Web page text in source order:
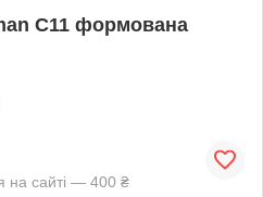
C11 формована
на сайті — 400 ₴